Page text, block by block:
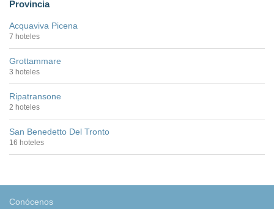
Provincia
Acquaviva Picena
7 hoteles
Grottammare
3 hoteles
Ripatransone
2 hoteles
San Benedetto Del Tronto
16 hoteles
Conócenos